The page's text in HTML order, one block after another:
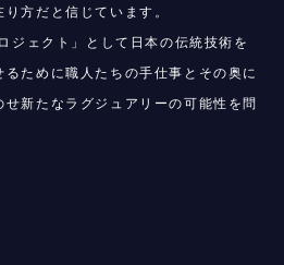
方だと信じています。
ジェクト」として日本の伝統技術を
るために職人たちの手仕事とその奥に
新たなラグジュアリーの可能性を問